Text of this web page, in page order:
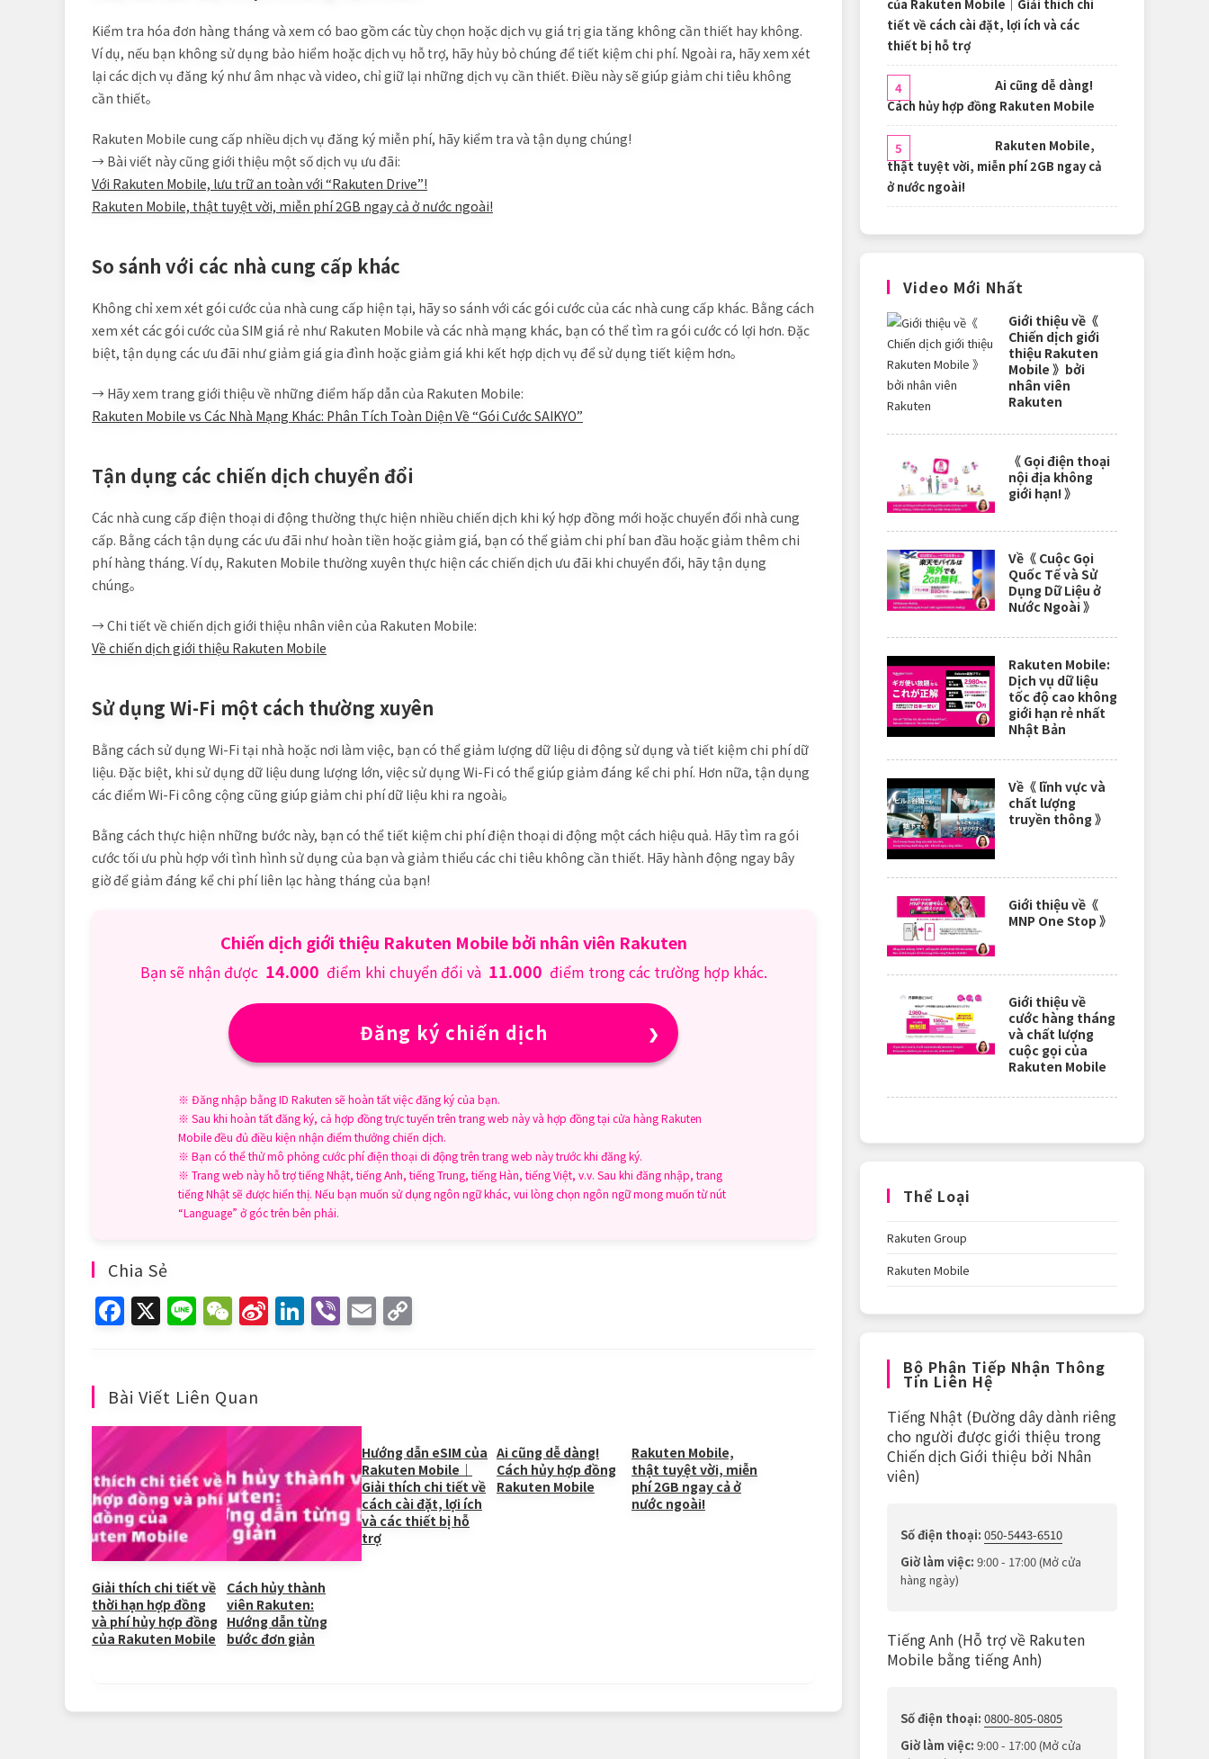
Kiểm tra hóa đơn hàng tháng và xem có bao gồm các tùy chọn hoặc dịch vụ giá trị gia tăng không cần thiết hay không.
Ví dụ, nếu bạn không sử dụng bảo hiểm hoặc dịch vụ hỗ trợ, hãy hủy bỏ chúng để tiết kiệm chi phí. Ngoài ra, hãy xem xét
lại các dịch vụ đăng ký như âm nhạc và video, chỉ giữ lại những dịch vụ cần thiết. Điều này sẽ giúp giảm chi tiêu không
cần thiết。
Rakuten Mobile cung cấp nhiều dịch vụ đăng ký miễn phí, hãy kiểm tra và tận dụng chúng!
→ Bài viết này cũng giới thiệu một số dịch vụ ưu đãi:
Với Rakuten Mobile, lưu trữ an toàn với “Rakuten Drive”!
Rakuten Mobile, thật tuyệt vời, miễn phí 2GB ngay cả ở nước ngoài!
So sánh với các nhà cung cấp khác
Không chỉ xem xét gói cước của nhà cung cấp hiện tại, hãy so sánh với các gói cước của các nhà cung cấp khác. Bằng cách
xem xét các gói cước của SIM giá rẻ như Rakuten Mobile và các nhà mạng khác, bạn có thể tìm ra gói cước có lợi hơn. Đặc
biệt, tận dụng các ưu đãi như giảm giá gia đình hoặc giảm giá khi kết hợp dịch vụ để sử dụng tiết kiệm hơn。
→ Hãy xem trang giới thiệu về những điểm hấp dẫn của Rakuten Mobile:
Rakuten Mobile vs Các Nhà Mạng Khác: Phân Tích Toàn Diện Về “Gói Cước SAIKYO”
Tận dụng các chiến dịch chuyển đổi
Các nhà cung cấp điện thoại di động thường thực hiện nhiều chiến dịch khi ký hợp đồng mới hoặc chuyển đổi nhà cung
cấp. Bằng cách tận dụng các ưu đãi như hoàn tiền hoặc giảm giá, bạn có thể giảm chi phí ban đầu hoặc giảm thêm chi
phí hàng tháng. Ví dụ, Rakuten Mobile thường xuyên thực hiện các chiến dịch ưu đãi khi chuyển đổi, hãy tận dụng
chúng。
→ Chi tiết về chiến dịch giới thiệu nhân viên của Rakuten Mobile:
Về chiến dịch giới thiệu Rakuten Mobile
Sử dụng Wi-Fi một cách thường xuyên
Bằng cách sử dụng Wi-Fi tại nhà hoặc nơi làm việc, bạn có thể giảm lượng dữ liệu di động sử dụng và tiết kiệm chi phí dữ
liệu. Đặc biệt, khi sử dụng dữ liệu dung lượng lớn, việc sử dụng Wi-Fi có thể giúp giảm đáng kể chi phí. Hơn nữa, tận dụng
các điểm Wi-Fi công cộng cũng giúp giảm chi phí dữ liệu khi ra ngoài。
Bằng cách thực hiện những bước này, bạn có thể tiết kiệm chi phí điện thoại di động một cách hiệu quả. Hãy tìm ra gói
cước tối ưu phù hợp với tình hình sử dụng của bạn và giảm thiểu các chi tiêu không cần thiết. Hãy hành động ngay bây
giờ để giảm đáng kể chi phí liên lạc hàng tháng của bạn!
Chiến dịch giới thiệu Rakuten Mobile bởi nhân viên Rakuten
Bạn sẽ nhận được 14.000 điểm khi chuyển đổi và 11.000 điểm trong các trường hợp khác.
Đăng ký chiến dịch
※ Đăng nhập bằng ID Rakuten sẽ hoàn tất việc đăng ký của bạn.
※ Sau khi hoàn tất đăng ký, cả hợp đồng trực tuyến trên trang web này và hợp đồng tại cửa hàng Rakuten
Mobile đều đủ điều kiện nhận điểm thưởng chiến dịch.
※ Bạn có thể thử mô phỏng cước phí điện thoại di động trên trang web này trước khi đăng ký.
※ Trang web này hỗ trợ tiếng Nhật, tiếng Anh, tiếng Trung, tiếng Hàn, tiếng Việt, v.v. Sau khi đăng nhập, trang
tiếng Nhật sẽ được hiển thị. Nếu bạn muốn sử dụng ngôn ngữ khác, vui lòng chọn ngôn ngữ mong muốn từ nút
“Language” ở góc trên bên phải.
Chia Sẻ
F
e
b
o
k
X Li W
h
at
Si
ei
b
o
Li
dI
n
Vi E
n
k
Bài Viết Liên Quan
Giải thích chi tiết về
thời hạn hợp đồng
và phí hủy hợp đồng
của Rakuten Mobile
Cách hủy thành
viên Rakuten:
Hướng dẫn từng
bước đơn giản
Hướng dẫn eSIM của
Rakuten Mobile｜
Giải thích chi tiết về
cách cài đặt, lợi ích
và các thiết bị hỗ
trợ
Ai cũng dễ dàng!
Cách hủy hợp đồng
Rakuten Mobile
Rakuten Mobile,
thật tuyệt vời, miễn
phí 2GB ngay cả ở
nước ngoài!
của Rakuten Mobile｜Giải thích chi
tiết về cách cài đặt, lợi ích và các
thiết bị hỗ trợ
Ai cũng dễ dàng!
Cách hủy hợp đồng Rakuten Mobile
Rakuten Mobile,
thật tuyệt vời, miễn phí 2GB ngay cả
ở nước ngoài!
Video Mới Nhất
Giới thiệu về《
Chiến dịch giới
thiệu Rakuten
Mobile 》bởi
nhân viên
Rakuten
《 Gọi điện thoại
nội địa không
giới hạn! 》
Về《 Cuộc Gọi
Quốc Tế và Sử
Dụng Dữ Liệu ở
Nước Ngoài 》
Rakuten Mobile:
Dịch vụ dữ liệu
tốc độ cao không
giới hạn rẻ nhất
Nhật Bản
Về《 lĩnh vực và
chất lượng
truyền thông 》
Giới thiệu về《
MNP One Stop 》
Giới thiệu về
cước hàng tháng
và chất lượng
cuộc gọi của
Rakuten Mobile
Thể Loại
Rakuten Group
Rakuten Mobile
Bộ Phận Tiếp Nhận Thông
Tin Liên Hệ
Tiếng Nhật (Đường dây dành riêng
cho người được giới thiệu trong
Chiến dịch Giới thiệu bởi Nhân
viên)
Số điện thoại: 050-5443-6510
Giờ làm việc: 9:00 - 17:00 (Mở cửa
hàng ngày)
Tiếng Anh (Hỗ trợ về Rakuten
Mobile bằng tiếng Anh)
Số điện thoại: 0800-805-0805
Giờ làm việc: 9:00 - 17:00 (Mở cửa